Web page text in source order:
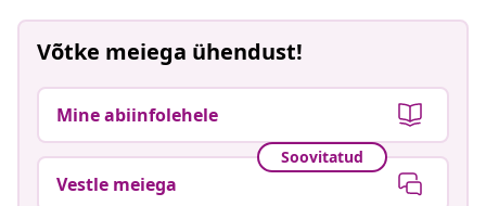
Võtke meiega ühendust!
Mine abiinfolehele
Soovitatud
Vestle meiega